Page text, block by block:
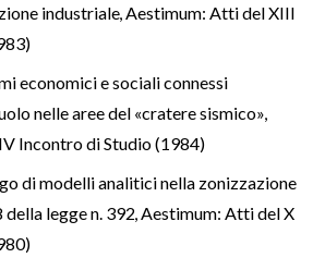
industriale,Aestimum: Atti del XIII
economici e sociali connessi
nelle aree del «cratere sismico»,
Incontro di Studio (1984)
di modelli analitici nella zonizzazione
legge n. 392,Aestimum: Atti del X